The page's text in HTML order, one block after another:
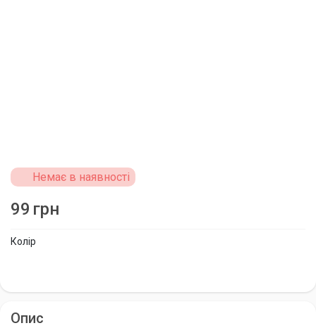
Колір
Немає в наявності
99 грн
Опис